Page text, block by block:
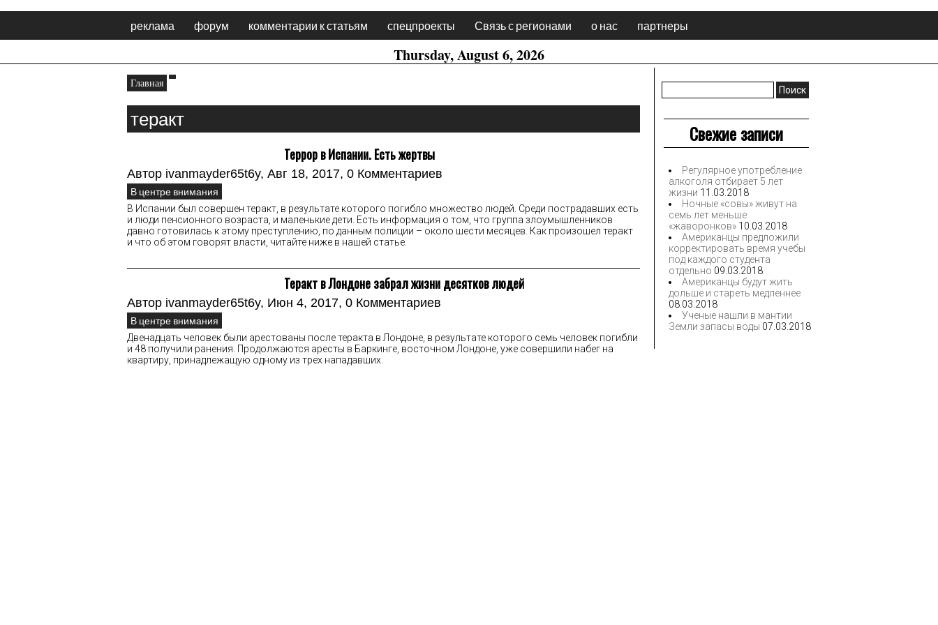
реклама форум комментарии к статьям спецпроекты Связь с регионами о нас партнеры
Thursday, August 6, 2026
Найти:
Свежие записи
Регулярное употребление
алкоголя отбирает 5 лет
жизни 11.03.2018
Ночные «совы» живут на
семь лет меньше
«жаворонков» 10.03.2018
Американцы предложили
корректировать время учебы
под каждого студента
отдельно 09.03.2018
Американцы будут жить
дольше и стареть медленнее
08.03.2018
Ученые нашли в мантии
Земли запасы воды 07.03.2018
Главная
теракт
Террор в Испании. Есть жертвы
Автор ivanmayder65t6y, Авг 18, 2017, 0 Комментариев
В центре внимания
В Испании был совершен теракт, в результате которого погибло множество людей. Среди пострадавших есть
и люди пенсионного возраста, и маленькие дети. Есть информация о том, что группа злоумышленников
давно готовилась к этому преступлению, по данным полиции – около шести месяцев. Как произошел теракт
и что об этом говорят власти, читайте ниже в нашей статье.
Теракт в Лондоне забрал жизни десятков людей
Автор ivanmayder65t6y, Июн 4, 2017, 0 Комментариев
В центре внимания
Двенадцать человек были арестованы после теракта в Лондоне, в результате которого семь человек погибли
и 48 получили ранения. Продолжаются аресты в Баркинге, восточном Лондоне, уже совершили набег на
квартиру, принадлежащую одному из трех нападавших.